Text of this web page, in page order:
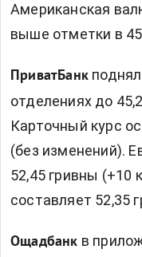
Американская
выше отметки в 45
ПриватБанк
отделениях до
Карточный курс
(без изменений).
52,45 гривны (+10
составляет 52,35
Ощадбанк в